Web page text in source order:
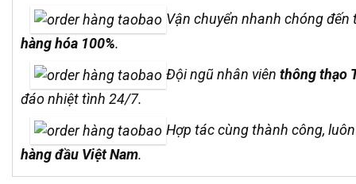
Vận chuyển nhanh chóng
hàng hóa 100%.
Đội ngũ nhân viên thông thạo
đáo nhiệt tình 24/7.
Hợp tác cùng thành công,
hàng đầu Việt Nam.